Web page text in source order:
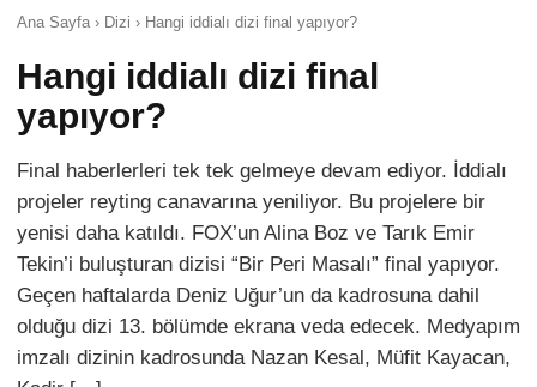
Ana Sayfa › Dizi › Hangi iddialı dizi final yapıyor?
Hangi iddialı dizi final
yapıyor?
Final haberlerleri tek tek gelmeye devam ediyor. İddialı
projeler reyting canavarına yeniliyor. Bu projelere bir
yenisi daha katıldı. FOX’un Alina Boz ve Tarık Emir
Tekin’i buluşturan dizisi “Bir Peri Masalı” final yapıyor.
Geçen haftalarda Deniz Uğur’un da kadrosuna dahil
olduğu dizi 13. bölümde ekrana veda edecek. Medyapım
imzalı dizinin kadrosunda Nazan Kesal, Müfit Kayacan,